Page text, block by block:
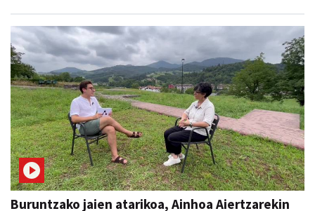
Buruntzako jaien atarikoa, Ainhoa Aiertzarekin